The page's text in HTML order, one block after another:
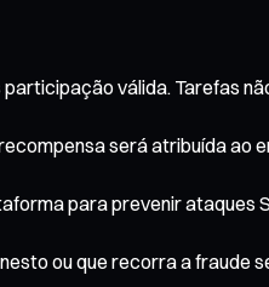
válida. Tarefas
será atribuída ao
para prevenir ataques
ou que recorra a fraude